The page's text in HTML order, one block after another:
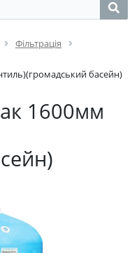
Фільтрація
басейн)
1600мм